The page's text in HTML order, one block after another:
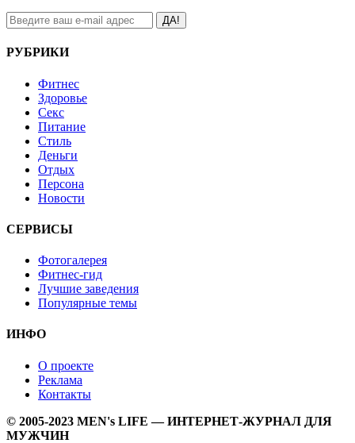
ДА!
РУБРИКИ
Фитнес
Здоровье
Секс
Питание
Стиль
Деньги
Отдых
Персона
Новости
СЕРВИСЫ
Фотогалерея
Фитнес-гид
Лучшие заведения
Популярные темы
ИНФО
О проекте
Реклама
Контакты
© 2005-2023 MEN's LIFE — ИНТЕРНЕТ-ЖУРНАЛ ДЛЯ
МУЖЧИН